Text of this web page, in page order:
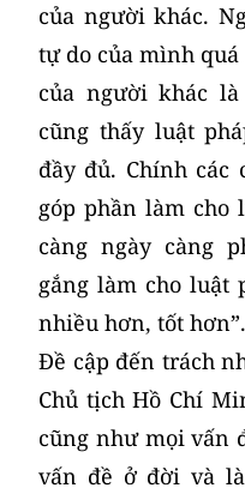
của người khác.
tự do của mình
của người khác
cũng thấy luật
đầy đủ. Chính các
góp phần làm cho
càng ngày càng
gắng làm cho luật
nhiều hơn, tốt hơn”.
Đề cập đến trách
Chủ tịch Hồ Chí
cũng như mọi vấn
vấn đề ở đời và